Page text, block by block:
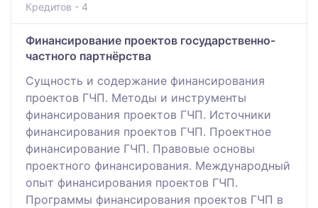
Кредитов - 4
Финансирование проектов государственно-
частного партнёрства
Сущность и содержание финансирования
проектов ГЧП. Методы и инструменты
финансирования проектов ГЧП. Источники
финансирования проектов ГЧП. Проектное
финансирование ГЧП. Правовые основы
проектного финансирования. Международный
опыт финансирования проектов ГЧП.
Программы финансирования проектов ГЧП в